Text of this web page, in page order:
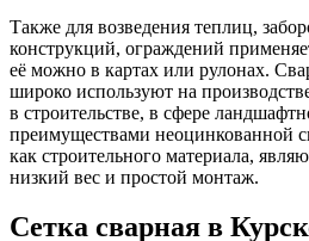
Также для возведения теплиц,
конструкций, ограждений
её можно в картах или рулонах.
широко используют на
в строительстве, в сфере
преимуществами неоцинкованной
как строительного материала,
низкий вес и простой монтаж.
Сетка сварная в